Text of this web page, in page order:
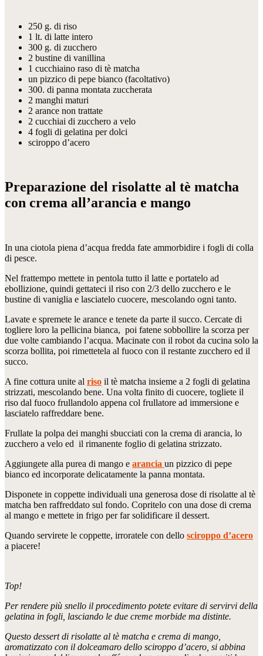
250 g. di riso
1 lt. di latte intero
300 g. di zucchero
2 bustine di vanillina
1 cucchiaino raso di tè matcha
un pizzico di pepe bianco (facoltativo)
300. di panna montata zuccherata
2 manghi maturi
2 arance non trattate
2 cucchiai di zucchero a velo
4 fogli di gelatina per dolci
sciroppo d’acero
Preparazione del risolatte al tè matcha
con crema all’arancia e mango
In una ciotola piena d’acqua fredda fate ammorbidire i fogli di colla
di pesce.
Nel frattempo mettete in pentola tutto il latte e portatelo ad
ebollizione, quindi gettateci il riso con 2/3 dello zucchero e le
bustine di vaniglia e lasciatelo cuocere, mescolando ogni tanto.
Lavate e spremete le arance e tenete da parte il succo. Cercate di
togliere loro la pellicina bianca, poi fatene sobbollire la scorza per
due volte cambiando l’acqua. Macinate con il robot da cucina solo la
scorza bollita, poi rimettetela al fuoco con il restante zucchero ed il
succo.
A fine cottura unite al riso il tè matcha insieme a 2 fogli di gelatina
strizzati, mescolando bene. Una volta finito di cuocere, togliete il
riso dal fuoco frullandolo appena col frullatore ad immersione e
lasciatelo raffreddare bene.
Frullate la polpa dei manghi sbucciati con la crema di arancia, lo
zucchero a velo ed il rimanente foglio di gelatina strizzato.
Aggiungete alla purea di mango e arancia un pizzico di pepe
bianco ed incorporate delicatamente la panna montata.
Disponete in coppette individuali una generosa dose di risolatte al tè
matcha ben raffreddato sul fondo. Copritelo con una dose di crema
al mango e mettete in frigo per far solidificare il dessert.
Quando servirete le coppette, irroratele con dello sciroppo d’acero
a piacere!
Top!
Per rendere più snello il procedimento potete evitare di servirvi della
gelatina in fogli, lasciando le due creme morbide ma distinte.
Questo dessert di risolatte al tè matcha e crema di mango,
aromatizzato con il dolceamaro dello sciroppo d’acero, si abbina